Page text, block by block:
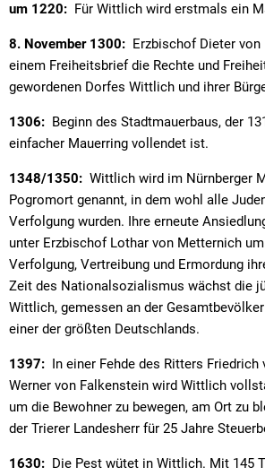
um 1220: Für Wittlich wird erstmals ein
8. November 1300: Erzbischof Dieter
einem Freiheitsbrief die Rechte und
gewordenen Dorfes Wittlich und ihrer
1306: Beginn des Stadtmauerbaus, der
einfacher Mauerring vollendet ist.
1348/1350: Wittlich wird im Nürnberger
Pogromort genannt, in dem wohl alle
Verfolgung wurden. Ihre erneute
unter Erzbischof Lothar von Metternich
Verfolgung, Vertreibung und Ermordung
Zeit des Nationalsozialismus wächst die
Wittlich, gemessen an der
einer der größten Deutschlands.
1397: In einer Fehde des Ritters Friedrich
Werner von Falkenstein wird Wittlich
um die Bewohner zu bewegen, am Ort zu
der Trierer Landesherr für 25 Jahre
1630: Die Pest wütet in Wittlich. Mit 145